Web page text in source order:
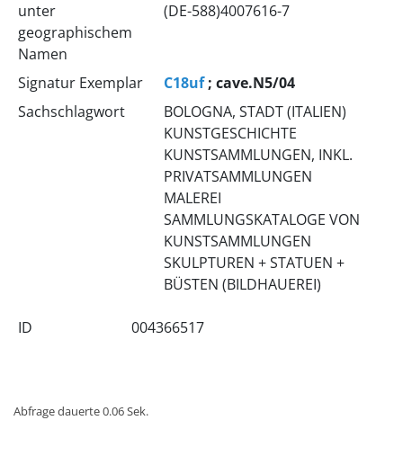
unter
geographischem
Namen
(DE-588)4007616-7
Signatur Exemplar C18uf; cave.N5/04
Sachschlagwort
BOLOGNA, STADT (ITALIEN)
KUNSTGESCHICHTE
KUNSTSAMMLUNGEN, INKL.
PRIVATSAMMLUNGEN
MALEREI
SAMMLUNGSKATALOGE VON
KUNSTSAMMLUNGEN
SKULPTUREN + STATUEN +
BÜSTEN (BILDHAUEREI)
ID 004366517
Abfrage dauerte 0.06 Sek.